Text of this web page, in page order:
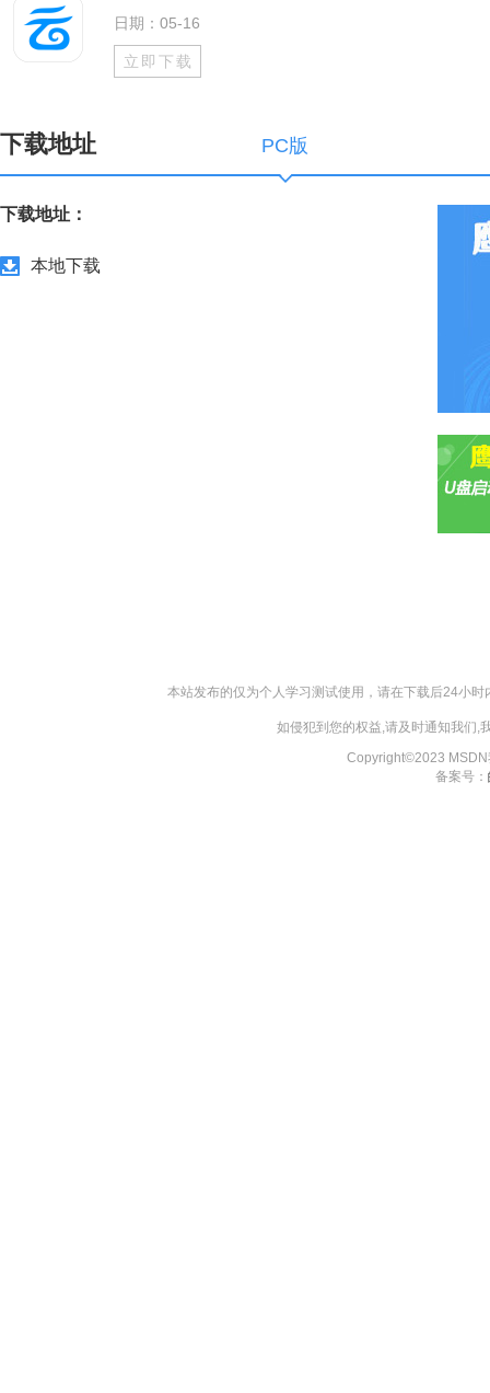
日期：05-16
立即下载
下载地址 PC版
下载地址：
本地下载
本站发布的仅为个人学习测试使用，请在下载后24小
如侵犯到您的权益,请及时通知我们,
Copyright©2023
备案号：